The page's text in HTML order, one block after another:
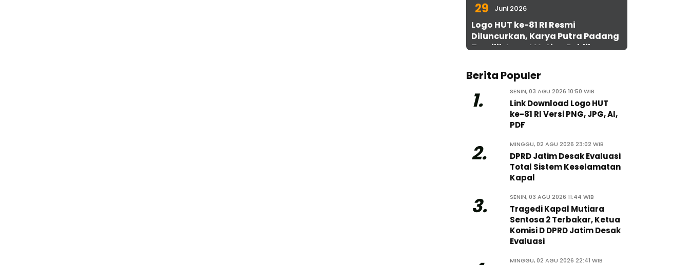
29 Juni 2026
Logo HUT ke-81 RI Resmi
Diluncurkan, Karya Putra Padang
Terpilih Lewat Voting Publik
Berita Populer
1. SENIN, 03 AGU 2026 10:50 WIB
Link Download Logo HUT
ke-81 RI Versi PNG, JPG, AI,
PDF
2. MINGGU, 02 AGU 2026 23:02 WIB
DPRD Jatim Desak Evaluasi
Total Sistem Keselamatan
Kapal
3. SENIN, 03 AGU 2026 11:44 WIB
Tragedi Kapal Mutiara
Sentosa 2 Terbakar, Ketua
Komisi D DPRD Jatim Desak
Evaluasi
MINGGU, 02 AGU 2026 22:41 WIB